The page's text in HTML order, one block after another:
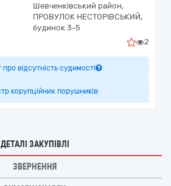
Шевченківський район,
ПРОВУЛОК НЕСТОРІВСЬКИЙ,
будинок 3-5
2
відсутність судимості
корупційних порушників
ДЕТАЛІ ЗАКУПІВЛІ
ЗВЕРНЕННЯ